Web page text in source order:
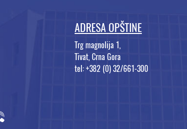
ADRESA OPŠTINE
Trg magnolija 1,
Tivat, Crna Gora
tel: +382 (0) 32/661-300